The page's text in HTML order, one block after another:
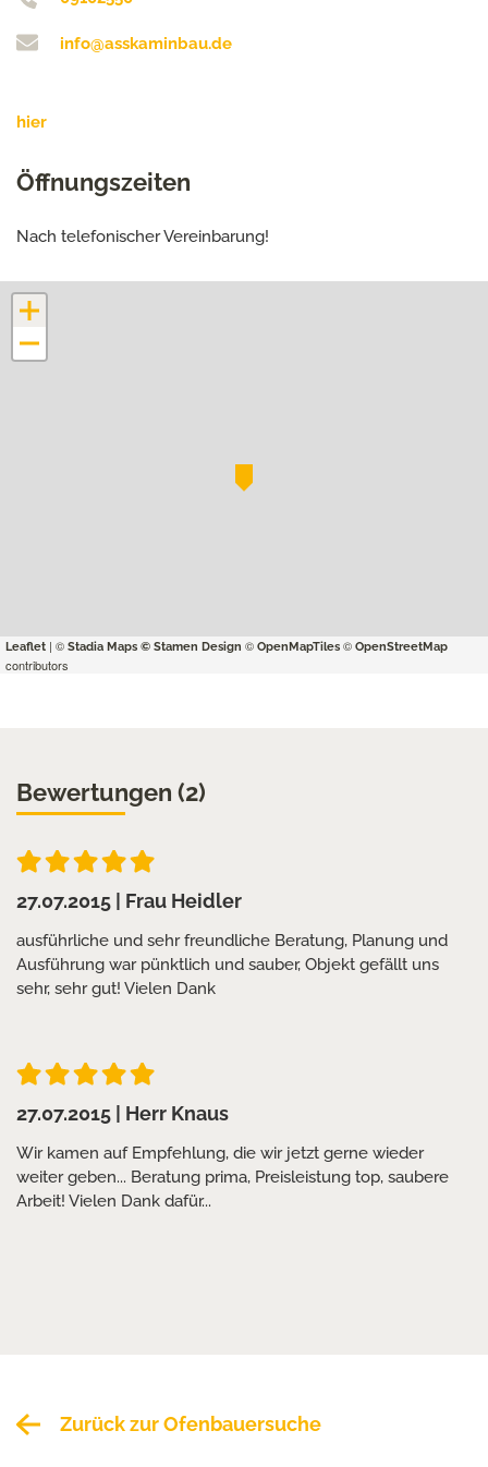
info@asskaminbau.de
hier
Öffnungszeiten
Nach telefonischer Vereinbarung!
+
−
Leaflet | © Stadia Maps © Stamen Design © OpenMapTiles © OpenStreetMap
contributors
Bewertungen (2)
27.07.2015 | Frau Heidler
ausführliche und sehr freundliche Beratung, Planung und
Ausführung war pünktlich und sauber, Objekt gefällt uns
sehr, sehr gut! Vielen Dank
27.07.2015 | Herr Knaus
Wir kamen auf Empfehlung, die wir jetzt gerne wieder
weiter geben... Beratung prima, Preisleistung top, saubere
Arbeit! Vielen Dank dafür...
Zurück zur Ofenbauersuche